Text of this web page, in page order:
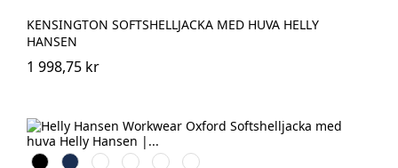
KENSINGTON SOFTSHELLJACKA MED HUVA HELLY
HANSEN
1 998,75 kr
BlackNavy Spruce/Darkest
Saddle/Black
Black/Ebony
Navy/Stone